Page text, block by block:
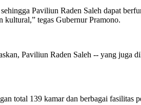
Paviliun Raden Saleh dapat
kultural,” tegas Gubernur Pramono.
Paviliun Raden Saleh -- yang juga
total 139 kamar dan berbagai fasilitas